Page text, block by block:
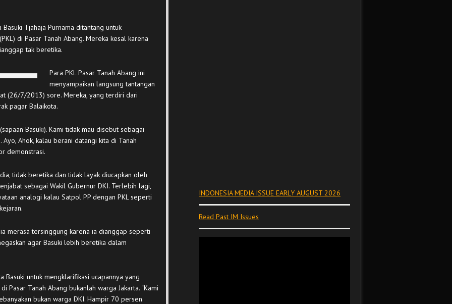
Tjahaja Purnama ditantang untuk
di Pasar Tanah Abang. Mereka kesal karena
tak beretika.
Para PKL Pasar Tanah Abang ini
menyampaikan langsung tantangan
(26/7/2013) sore. Mereka, yang terdiri dari
pagar Balaikota.
Basuki). Kami tidak mau disebut sebagai
Ahok, kalau berani datangi kita di Tanah
demonstrasi.
tidak beretika dan tidak layak diucapkan oleh
sebagai Wakil Gubernur DKI. Terlebih lagi,
analogi kalau Satpol PP dengan PKL seperti
merasa tersinggung karena ia dianggap seperti
agar Basuki lebih beretika dalam
Basuki untuk mengklarifikasi ucapannya yang
Pasar Tanah Abang bukanlah warga Jakarta. “Kami
bukan warga DKI. Hampir 70 persen
INDONESIA MEDIA ISSUE EARLY AUGUST 2026
Read Past IM Issues